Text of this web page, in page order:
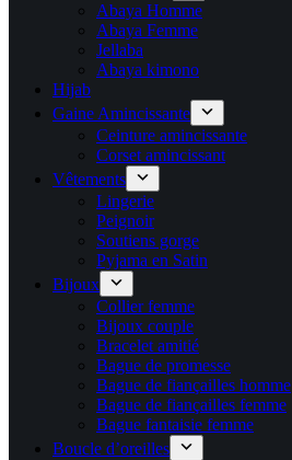
Abaya Homme
Abaya Femme
Jellaba
Abaya kimono
Hijab
Gaine Amincissante
Ceinture amincissante
Corset amincissant
Vêtements
Lingerie
Peignoir
Soutiens gorge
Pyjama en Satin
Bijoux
Collier femme
Bijoux couple
Bracelet amitié
Bague de promesse
Bague de fiançailles homme
Bague de fiançailles femme
Bague fantaisie femme
Boucle d’oreilles